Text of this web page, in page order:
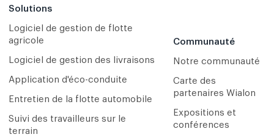
Solutions
Logiciel de gestion de flotte
agricole
Logiciel de gestion des livraisons
Application d'éco-conduite
Entretien de la flotte automobile
Suivi des travailleurs sur le
terrain
Communauté
Notre communauté
Carte des
partenaires Wialon
Expositions et
conférences